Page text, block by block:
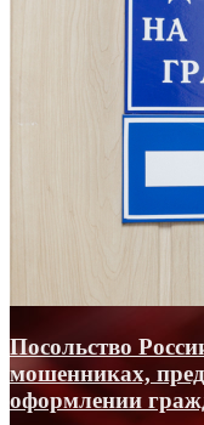
Посольство
мошенниках,
оформлении